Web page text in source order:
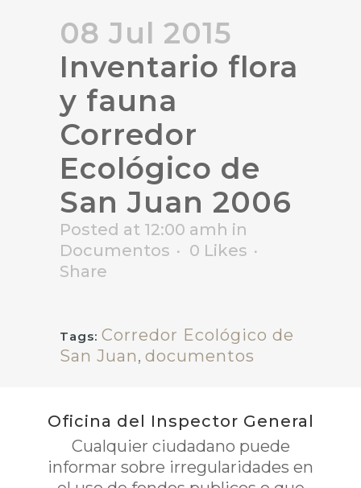
08 Jul 2015
Inventario flora
y fauna
Corredor
Ecológico de
San Juan 2006
Posted at 12:00 amh in
Documentos
0 Likes
Share
Tags: Corredor Ecológico de
San Juan, documentos
Oficina del Inspector General
Cualquier ciudadano puede
informar sobre irregularidades en